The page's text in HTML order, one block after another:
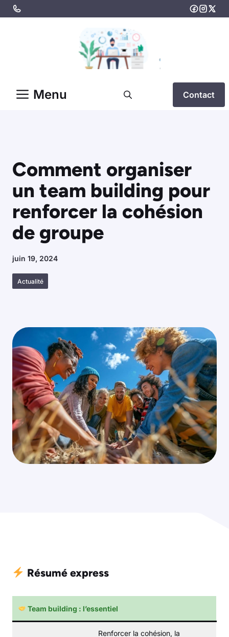
Aller
au
Menu Contact
Comment organiser
un team building pour
renforcer la cohésion
de groupe
juin 19, 2024
Actualité
Résumé express
Team building : l’essentiel
Renforcer la cohésion, la